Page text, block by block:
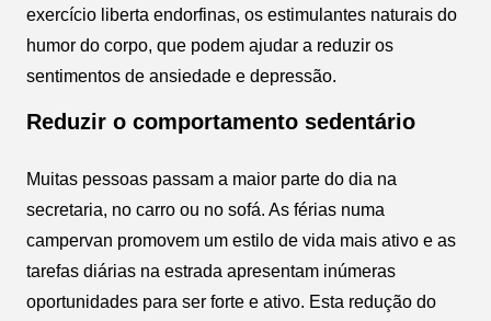
exercício liberta endorfinas, os estimulantes naturais do
humor do corpo, que podem ajudar a reduzir os
sentimentos de ansiedade e depressão.
Reduzir o comportamento sedentário
Muitas pessoas passam a maior parte do dia na
secretaria, no carro ou no sofá. As férias numa
campervan promovem um estilo de vida mais ativo e as
tarefas diárias na estrada apresentam inúmeras
oportunidades para ser forte e ativo. Esta redução do